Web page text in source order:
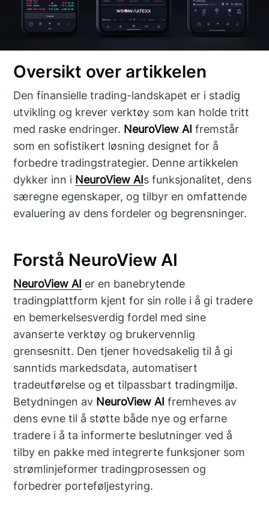
Oversikt over artikkelen
Den finansielle trading-landskapet er i stadig
utvikling og krever verktøy som kan holde tritt
med raske endringer. NeuroView AI fremstår
som en sofistikert løsning designet for å
forbedre tradingstrategier. Denne artikkelen
dykker inn i NeuroView AIs funksjonalitet, dens
særegne egenskaper, og tilbyr en omfattende
evaluering av dens fordeler og begrensninger.
Forstå NeuroView AI
NeuroView AI er en banebrytende
tradingplattform kjent for sin rolle i å gi tradere
en bemerkelsesverdig fordel med sine
avanserte verktøy og brukervennlig
grensesnitt. Den tjener hovedsakelig til å gi
sanntids markedsdata, automatisert
tradeutførelse og et tilpassbart tradingmiljø.
Betydningen av NeuroView AI fremheves av
dens evne til å støtte både nye og erfarne
tradere i å ta informerte beslutninger ved å
tilby en pakke med integrerte funksjoner som
strømlinjeformer tradingprosessen og
forbedrer porteføljestyring.